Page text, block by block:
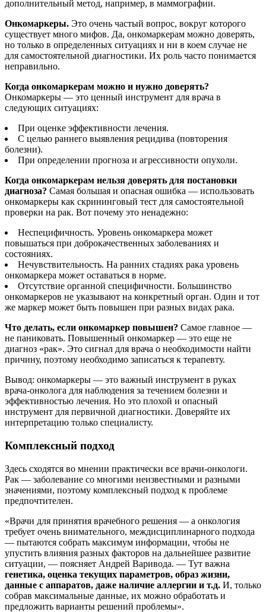
дополнительный метод, например, в маммографии.
Онкомаркеры. Это очень частый вопрос, вокруг которого
существует много мифов. Да, онкомаркерам можно доверять,
но только в определенных ситуациях и ни в коем случае не
для самостоятельной диагностики. Их роль часто понимается
неправильно.
Когда онкомаркерам можно и нужно доверять?
Онкомаркеры — это ценный инструмент для врача в
следующих ситуациях:
При оценке эффективности лечения.
С целью раннего выявления рецидива (повторения
болезни).
При определении прогноза и агрессивности опухоли.
Когда онкомаркерам нельзя доверять для постановки
диагноза? Самая большая и опасная ошибка — использовать
онкомаркеры как скрининговый тест для самостоятельной
проверки на рак. Вот почему это ненадежно:
Неспецифичность. Уровень онкомаркера может
повышаться при доброкачественных заболеваниях и
состояниях.
Нечувствительность. На ранних стадиях рака уровень
онкомаркера может оставаться в норме.
Отсутствие органной специфичности. Большинство
онкомаркеров не указывают на конкретный орган. Один и тот
же маркер может быть повышен при разных видах рака.
Что делать, если онкомаркер повышен? Самое главное —
не паниковать. Повышенный онкомаркер — это еще не
диагноз «рак». Это сигнал для врача о необходимости найти
причину, поэтому необходимо записаться к терапевту.
Вывод: онкомаркеры — это важный инструмент в руках
врача-онколога для наблюдения за течением болезни и
эффективностью лечения. Но это плохой и опасный
инструмент для первичной диагностики. Доверяйте их
интерпретацию только специалисту.
Комплексный подход
Здесь сходятся во мнении практически все врачи-онкологи.
Рак — заболевание со многими неизвестными и разными
значениями, поэтому комплексный подход к проблеме
предпочтителен.
«Врачи для принятия врачебного решения — а онкология
требует очень внимательного, междисциплинарного подхода
— пытаются собрать максимум информации, чтобы не
упустить влияния разных факторов на дальнейшее развитие
ситуации, — поясняет Андрей Варивода. — Тут важна
генетика, оценка текущих параметров, образ жизни,
данные с аппаратов, даже наличие аллергии и т.д. И, только
собрав максимальные данные, их можно обработать и
предложить варианты решений проблемы».